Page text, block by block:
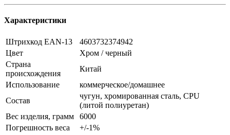
Характеристики
Штрихкод EAN-13
4603732374942
Цвет
Хром / черный
Страна
происхождения
Китай
Использование
коммерческое/домашнее
Состав
чугун, хромированная сталь, СPU
(литой полиуретан)
Вес изделия, грамм
6000
Погрешность веса
+/-1%